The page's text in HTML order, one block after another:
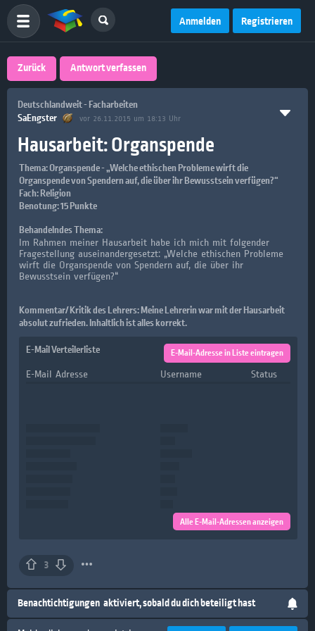
Anmelden Registrieren
Zurück Antwort verfassen
Deutschlandweit - Facharbeiten
SaEngster
vor 26.11.2015 um 18:13 Uhr
Hausarbeit: Organspende
Thema: Organspende - „Welche ethischen Probleme wirft die
Organspende von Spendern auf, die über ihr Bewusstsein verfügen?“
Fach: Religion
Benotung: 15 Punkte
Behandelndes Thema:
Im Rahmen meiner Hausarbeit habe ich mich mit folgender
Fragestellung auseinandergesetzt: „Welche ethischen Probleme
wirft die Organspende von Spendern auf, die über ihr
Bewusstsein verfügen?“
Kommentar/ Kritik des Lehrers: Meine Lehrerin war mit der Hausarbeit
absolut zufrieden. Inhaltlich ist alles korrekt.
E-Mail Verteilerliste E-Mail-Adresse in Liste eintragen
E-Mail Adresse Username Status
Alle E-Mail-Adressen anzeigen
3
Benachtichtigungen aktiviert, sobald du dich beteiligt hast